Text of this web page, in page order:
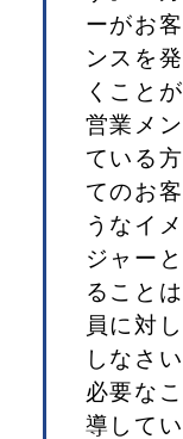
ーがお
ンスを
くこと
営業メ
ている
てのお
うなイ
ジャー
ること
員に対
しなさ
必要な
導してい